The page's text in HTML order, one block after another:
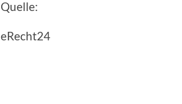
Quelle:
eRecht24